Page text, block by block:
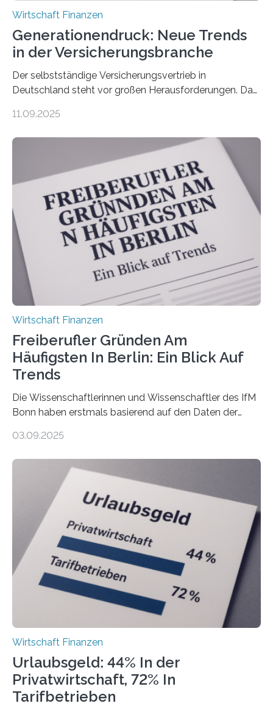
Wirtschaft Finanzen
Generationendruck: Neue Trends
in der Versicherungsbranche
Der selbstständige Versicherungsvertrieb in
Deutschland steht vor großen Herausforderungen. Das
Dr. Matthias Beenken und Prof. Dr. Lukas Linnenbrink
Bundesverbands Deutscher Versicherungskaufleute e.V.
durchgeführt haben. Die Studie basiert auf den
Antworten von 1.440 selbstständigen
Versicherungsvertreter*innen und -makler*innen. Ein
Ergebnis: Deutlich mehr als die Hälfte der Befragten ist
über 50 Jahre alt und wird in den nächsten Jahren eine
Nachfolgeregelung benötigen. Aber nur ein Drittel hat
bereits Regelungen…
11.09.2025
Wirtschaft Finanzen
Freiberufler Gründen Am
Häufigsten In Berlin: Ein Blick Auf
Trends
Die Wissenschaftlerinnen und Wissenschaftler des IfM
Bonn haben erstmals basierend auf den Daten der
Landkreise mit den meisten Gründungen von
ist demnach Berlin. Betrachtet man nur die Gründungen
der Freiberuflerinnen, so liegt Leipzig an der Spitze. In
Berlin starteten in 2024 die meisten Personen in eine
eigene freiberufliche Existenz, dahinter folgten die
Städte Hamburg, München und Köln. Betrachtet man
hingegen die Existenzgründungsintensität – die Anzahl
der freiberuflichen Gründungen je…
03.09.2025
Wirtschaft Finanzen
Urlaubsgeld: 44% In der
Privatwirtschaft, 72% In
Tarifbetrieben